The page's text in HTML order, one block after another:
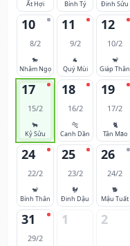
Ất Hợi
Bính Tý
Đinh Sửu
10
8/2
🐎
Nhâm Ngọ
11
9/2
🐐
Quý Mùi
12
10/2
🐒
Giáp Thân
17
15/2
🐂
Kỷ Sửu
18
16/2
🐅
Canh Dần
19
17/2
🐈
Tân Mão
24
22/2
🐒
Bính Thân
25
23/2
🐓
Đinh Dậu
26
24/2
🐕
Mậu Tuất
31
29/2
1 2